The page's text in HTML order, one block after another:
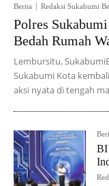
Berita Redaksi Sukabumi
Polres
Bedah Rumah
Lembursitu,
Sukabumi Kota
aksi nyata di tengah
BI